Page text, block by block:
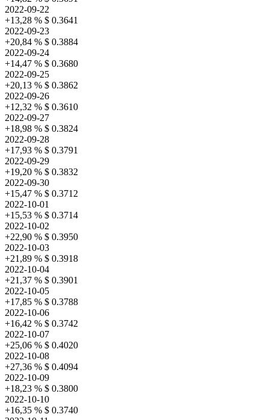
2022-09-22
+13,28 % $ 0.3641
2022-09-23
+20,84 % $ 0.3884
2022-09-24
+14,47 % $ 0.3680
2022-09-25
+20,13 % $ 0.3862
2022-09-26
+12,32 % $ 0.3610
2022-09-27
+18,98 % $ 0.3824
2022-09-28
+17,93 % $ 0.3791
2022-09-29
+19,20 % $ 0.3832
2022-09-30
+15,47 % $ 0.3712
2022-10-01
+15,53 % $ 0.3714
2022-10-02
+22,90 % $ 0.3950
2022-10-03
+21,89 % $ 0.3918
2022-10-04
+21,37 % $ 0.3901
2022-10-05
+17,85 % $ 0.3788
2022-10-06
+16,42 % $ 0.3742
2022-10-07
+25,06 % $ 0.4020
2022-10-08
+27,36 % $ 0.4094
2022-10-09
+18,23 % $ 0.3800
2022-10-10
+16,35 % $ 0.3740